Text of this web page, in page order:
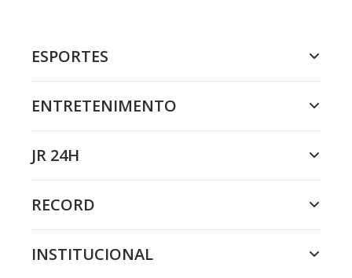
ESPORTES
ENTRETENIMENTO
JR 24H
RECORD
INSTITUCIONAL